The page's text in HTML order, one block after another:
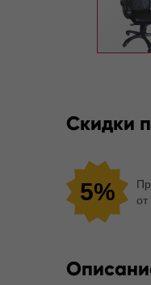
Скидки
5%
от